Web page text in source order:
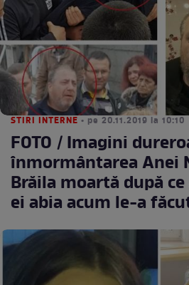
STIRI INTERNE • pe 20.11.2019 la 10:10
FOTO / Imagini
înmormântarea Anei
Brăila moartă după
ei abia acum le-a